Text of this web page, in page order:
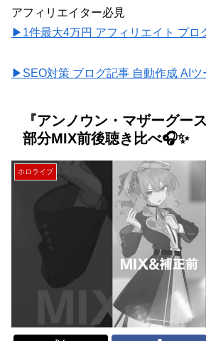
アフィリエイター必見
▶1件最大4万円 アフィリエイト プロ
▶SEO対策 ブログ記事 自動作成 AIツ
『アンノウン・マザーグー
部分MIX前後聴き比べ🎧✨
ホロライブ